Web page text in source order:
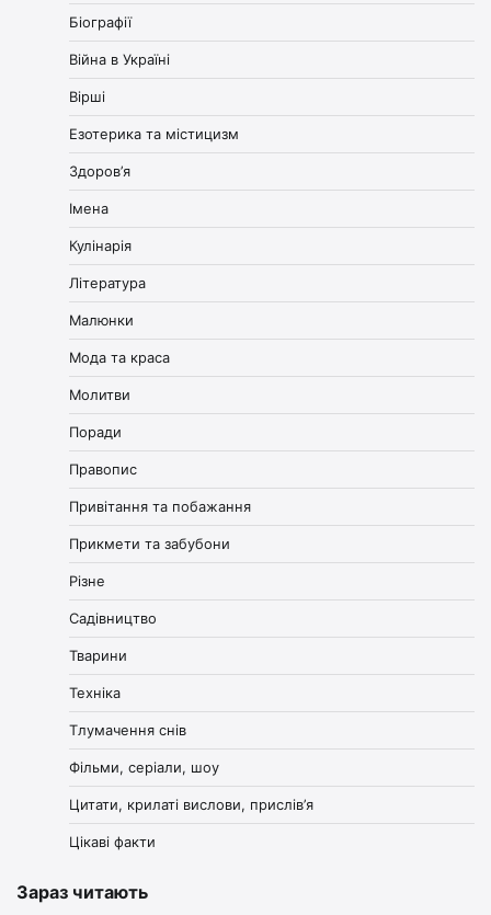
Біографії
Війна в Україні
Вірші
Езотерика та містицизм
Здоров’я
Імена
Кулінарія
Література
Малюнки
Мода та краса
Молитви
Поради
Правопис
Привітання та побажання
Прикмети та забубони
Різне
Садівництво
Тварини
Техніка
Тлумачення снів
Фільми, серіали, шоу
Цитати, крилаті вислови, прислів’я
Цікаві факти
Зараз читають